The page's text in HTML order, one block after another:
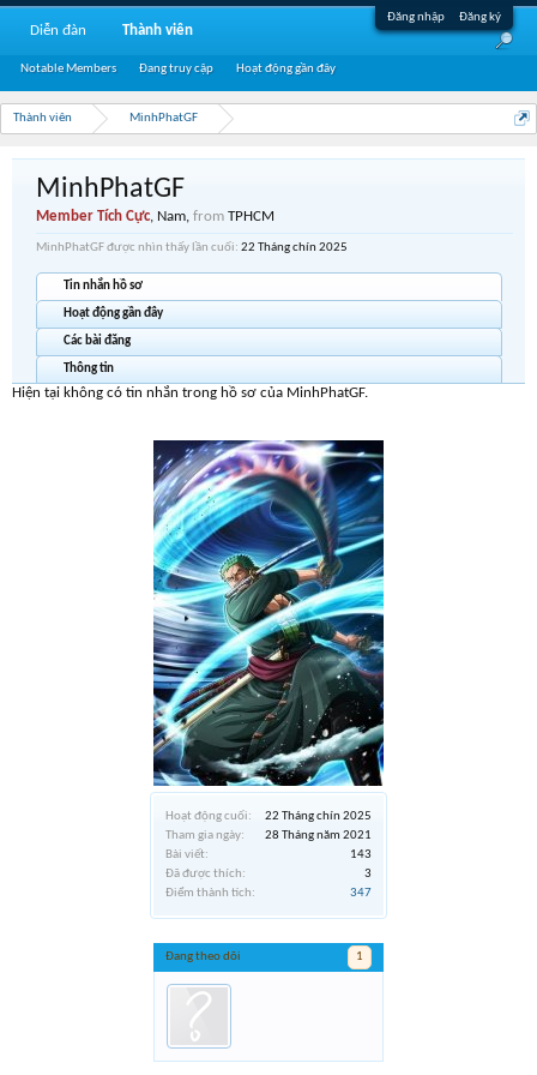
Đăng nhập Đăng ký
Thành viên MinhPhatGF
Hoạt động cuối:
22 Tháng chín 2025
Tham gia ngày:
28 Tháng năm 2021
Bài viết:
143
Đã được thích:
3
Điểm thành tích:
347
Đang theo dõi 1
MinhPhatGF
Member Tích Cực, Nam, from TPHCM
MinhPhatGF được nhìn thấy lần cuối: 22 Tháng chín 2025
Tin nhắn hồ sơ
Hoạt động gần đây
Các bài đăng
Thông tin
Hiện tại không có tin nhắn trong hồ sơ của MinhPhatGF.
Diễn đàn Thành viên
Notable Members Đang truy cập Hoạt động gần đây